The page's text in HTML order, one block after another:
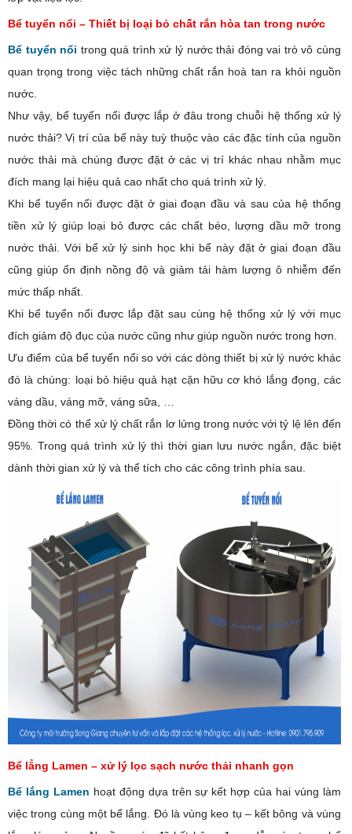
Bể tuyển nổi – Thiết bị loại bỏ chất rắn hòa tan trong nước
Bể tuyển nổi trong quá trình xử lý nước thải đóng vai trò vô cùng
quan trọng trong việc tách những chất rắn hoà tan ra khỏi nguồn
nước.
Như vậy, bể tuyển nổi được lắp ở đâu trong chuỗi hệ thống xử lý
nước thải? Vị trí của bể này tuỳ thuộc vào các đặc tính của nguồn
nước thải mà chúng được đặt ở các vị trí khác nhau nhằm mục
đích mang lại hiệu quả cao nhất cho quá trình xử lý.
Khi bể tuyển nổi được đặt ở giai đoạn đầu và sau của hệ thống
tiền xử lý giúp loại bỏ được các chất béo, lượng dầu mỡ trong
nước thải. Với bể xử lý sinh học khi bể này đặt ở giai đoạn đầu
cũng giúp ổn định nồng độ và giảm tải hàm lượng ô nhiễm đến
mức thấp nhất.
Khi bể tuyển nổi được lắp đặt sau cùng hệ thống xử lý với mục
đích giảm độ đục của nước cũng như giúp nguồn nước trong hơn.
Ưu điểm của bể tuyển nổi so với các dòng thiết bị xử lý nước khác
đó là chúng: loại bỏ hiệu quả hạt cặn hữu cơ khó lắng đọng, các
váng dầu, váng mỡ, váng sữa, …
Đồng thời có thể xử lý chất rắn lơ lửng trong nước với tỷ lệ lên đến
95%. Trong quá trình xử lý thì thời gian lưu nước ngắn, đặc biệt
dành thời gian xử lý và thể tích cho các công trình phía sau.
Bể lẳng Lamen – xử lý lọc sạch nước thải nhanh gọn
Bể lắng Lamen hoạt động dựa trên sự kết hợp của hai vùng làm
việc trong cùng một bể lắng. Đó là vùng keo tụ – kết bông và vùng